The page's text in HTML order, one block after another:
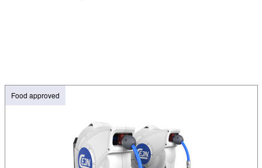
Food approved